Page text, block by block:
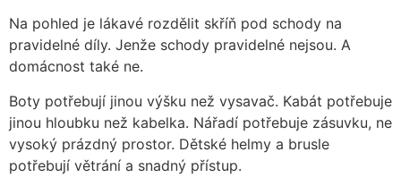
Na pohled je lákavé rozdělit skříň pod schody na
pravidelné díly. Jenže schody pravidelné nejsou. A
domácnost také ne.
Boty potřebují jinou výšku než vysavač. Kabát potřebuje
jinou hloubku než kabelka. Nářadí potřebuje zásuvku, ne
vysoký prázdný prostor. Dětské helmy a brusle
potřebují větrání a snadný přístup.